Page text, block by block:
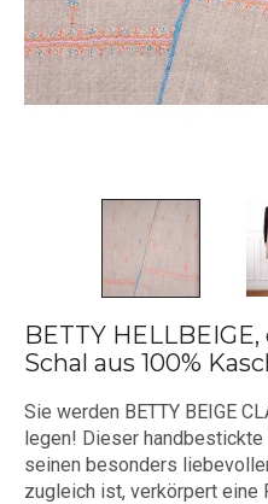
BETTY
Schal aus 100%
Sie werden BETTY BEIGE
legen! Dieser
seinen besonders
zugleich ist, verkörpert eine